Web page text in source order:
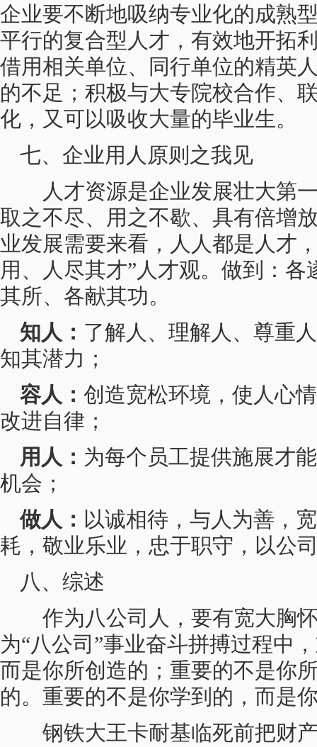
企业要不断地吸纳专业化的成熟
平行的复合型人才，有效地开拓
借用相关单位、同行单位的精英
的不足；积极与大专院校合作、
化，又可以吸收大量的毕业生。
七、企业用人原则之我见
人才资源是企业发展壮大第
取之不尽、用之不歇、具有倍增
业发展需要来看，人人都是人才
用、人尽其才”人才观。做到：
其所、各献其功。
知人： 了解人、理解人、尊重
知其潜力；
容人： 创造宽松环境，使人心
改进自律；
用人： 为每个员工提供施展才
机会；
做人： 以诚相待，与人为善，
耗，敬业乐业，忠于职守，以公
八、综述
作为八公司人，要有宽大胸
为“八公司”事业奋斗拼搏过程中
而是你所创造的；重要的不是你
的。重要的不是你学到的，而是
钢铁大王卡耐基临死前把财